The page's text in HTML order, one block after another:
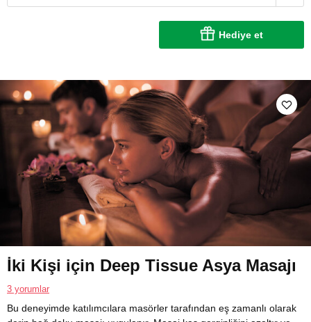
Hediye et
İki Kişi için Deep Tissue Asya Masajı
3 yorumlar
Bu deneyimde katılımcılara masörler tarafından eş zamanlı olarak